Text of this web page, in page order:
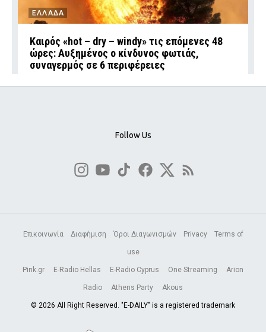
ΕΛΛΑΔΑ
Καιρός «hot – dry – windy» τις επόμενες 48
ώρες: Αυξημένος ο κίνδυνος φωτιάς,
συναγερμός σε 6 περιφέρειες
Follow Us
Επικοινωνία Διαφήμιση Όροι Διαγωνισμών Privacy Terms of
use
Pink.gr E-Radio Hellas E-Radio Cyprus One Streaming Arion
Radio Athens Party Akous
© 2026 All Right Reserved. "E-DAILY" is a registered trademark